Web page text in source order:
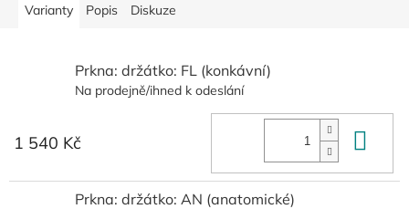
Varianty Popis Diskuze
Prkna: držátko: FL (konkávní)
Na prodejně/ihned k odeslání
1 540 Kč
Prkna: držátko: AN (anatomické)